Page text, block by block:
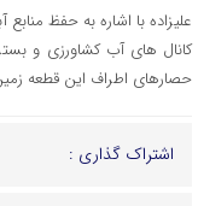
علیزاده با اشاره به حفظ
کانال های آب کشاورزی و بستر
حصارهای اطراف این قطعه
اشتراک گذاری :